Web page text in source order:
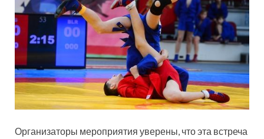
Организаторы мероприятия уверены, что эта встреча